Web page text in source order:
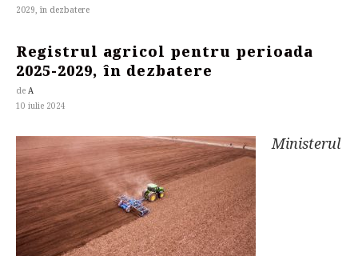
2029, în dezbatere
Registrul agricol pentru perioada
2025-2029, în dezbatere
de A
10 iulie 2024
Ministerul